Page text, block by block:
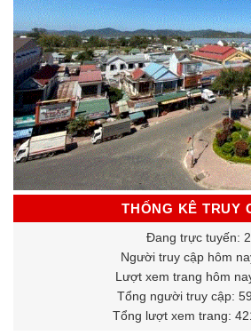
THỐNG KÊ TRUY
Đang trực tuyến: 2
Người truy cập hôm
Lượt xem trang hôm
Tổng người truy cập:
Tổng lượt xem trang: